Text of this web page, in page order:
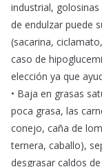
industrial,
de endulzar puede
(sacarina,
caso de
elección ya que
• Baja en grasas
poca grasa, las
conejo, caña de
ternera, caballo),
desgrasar caldos